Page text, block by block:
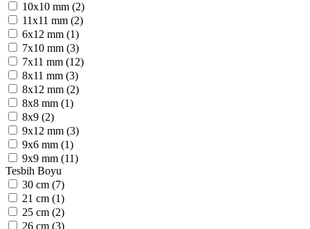
10x10 mm (2)
11x11 mm (2)
6x12 mm (1)
7x10 mm (3)
7x11 mm (12)
8x11 mm (3)
8x12 mm (2)
8x8 mm (1)
8x9 (2)
9x12 mm (3)
9x6 mm (1)
9x9 mm (11)
Tesbih Boyu
30 cm (7)
21 cm (1)
25 cm (2)
26 cm (3)